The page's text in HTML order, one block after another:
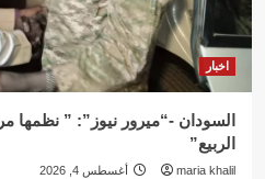
اخبار
السودان -“ميرور نيوز”: ” نظمها
الربيع”
maria khalil أغسطس 4, 2026